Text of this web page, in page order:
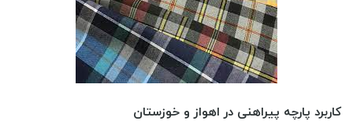
کاربرد پارچه پیراهنی در اهواز و خوزستان